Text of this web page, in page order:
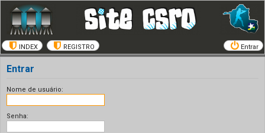
INDEX REGISTRO Entrar
Entrar
Nome de usuário:
Senha: